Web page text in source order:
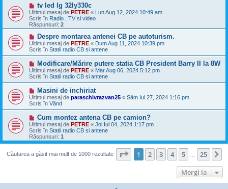
n
o
u
M
e
s
a
j
n
o
u
tv led lg 32ly330c
Ultimul mesaj de PETRE « Lun Aug 12, 2024 10:49 am
Scris în Radio , TV si video
Răspunsuri: 2
M
e
s
a
n
o
u
Despre montarea antenei CB pe autoturism.
Ultimul mesaj de PETRE « Dum Aug 11, 2024 10:39 pm
Scris în Statii radio CB si antene
M
e
s
a
n
o
u
Modificare/Mărire putere statia CB President Barry II la 8W
Ultimul mesaj de PETRE « Mar Aug 06, 2024 5:12 pm
Scris în Statii radio CB si antene
M
e
s
a
n
o
u
Masini de inchiriat
Ultimul mesaj de paraschivrazvan25 « Sâm Iul 27, 2024 1:16 pm
Scris în Vând
M
e
s
a
j
o
u
Cum montez antena CB pe camion?
Ultimul mesaj de PETRE « Joi Iul 04, 2024 1:17 pm
Scris în Statii radio CB si antene
Răspunsuri: 1
Căutarea a găsit mai mult de 1000 rezultate Pagina din 25
1 2 3 4 5 25
Mergi la